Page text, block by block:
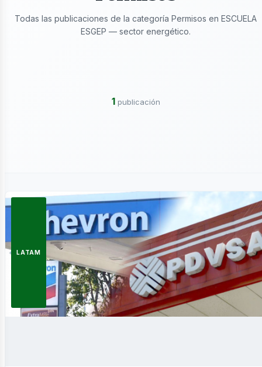
Todas las publicaciones de la categoría Permisos en ESCUELA
ESGEP — sector energético.
1 publicación
LATAM